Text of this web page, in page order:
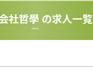
社哲學 の求人一覧
CAREERS